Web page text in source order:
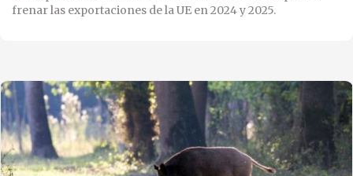
frenar las exportaciones de la UE en 2024 y 2025.